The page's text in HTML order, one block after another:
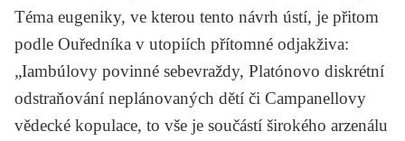
Téma eugeniky, ve kterou tento návrh ústí, je přitom
podle Ouředníka v utopiích přítomné odjakživa:
„Iambúlovy povinné sebevraždy, Platónovo diskrétní
odstraňování neplánovaných dětí či Campanellovy
vědecké kopulace, to vše je součástí širokého arzenálu